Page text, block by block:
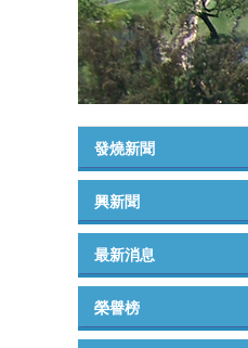
發燒新聞
興新聞
最新消息
榮譽榜